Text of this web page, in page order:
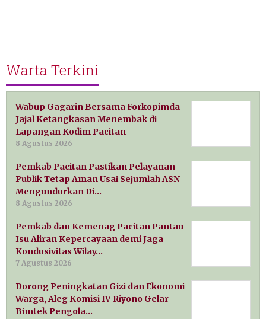
Warta Terkini
Wabup Gagarin Bersama Forkopimda
Jajal Ketangkasan Menembak di
Lapangan Kodim Pacitan
8 Agustus 2026
Pemkab Pacitan Pastikan Pelayanan
Publik Tetap Aman Usai Sejumlah ASN
Mengundurkan Di…
8 Agustus 2026
Pemkab dan Kemenag Pacitan Pantau
Isu Aliran Kepercayaan demi Jaga
Kondusivitas Wilay…
7 Agustus 2026
Dorong Peningkatan Gizi dan Ekonomi
Warga, Aleg Komisi IV Riyono Gelar
Bimtek Pengola…